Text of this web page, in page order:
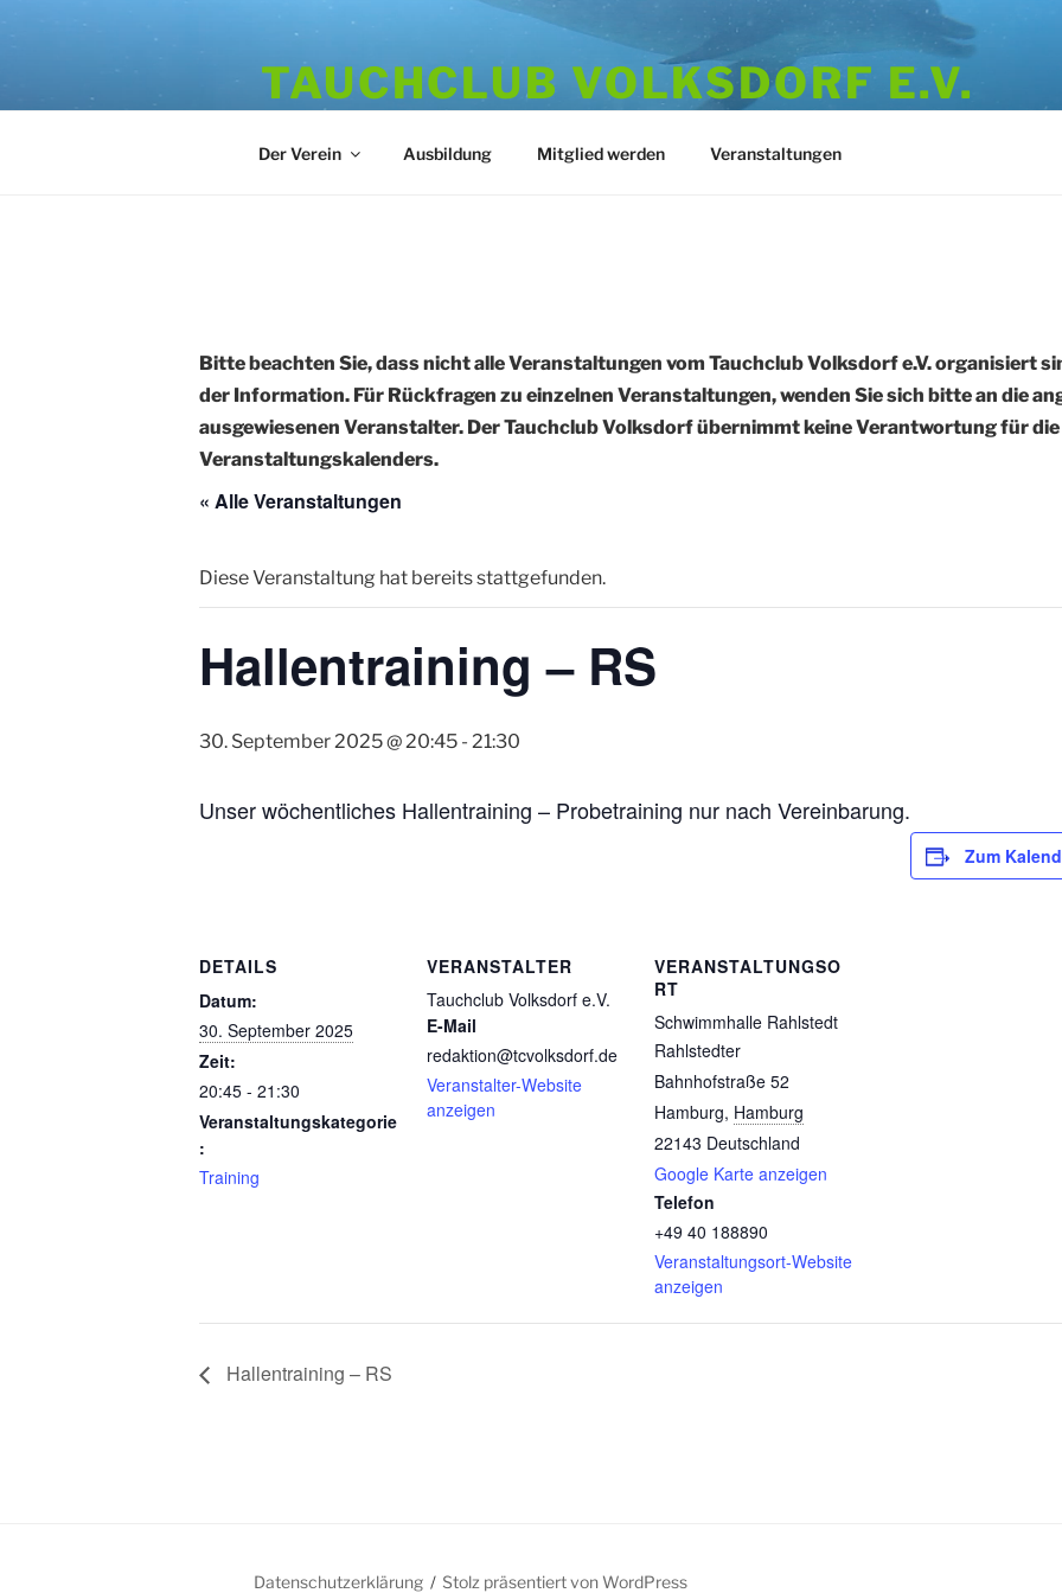
TAUCHCLUB VOLKSDORF E.V.
Der Verein Ausbildung Mitglied werden Veranstaltungen
Bitte beachten Sie, dass nicht alle Veranstaltungen vom Tauchclub Volksdorf e.V. organisiert
der Information. Für Rückfragen zu einzelnen Veranstaltungen, wenden Sie sich bitte an die
ausgewiesenen Veranstalter. Der Tauchclub Volksdorf übernimmt keine Verantwortung für
Veranstaltungskalenders.
« Alle Veranstaltungen
Diese Veranstaltung hat bereits stattgefunden.
Hallentraining – RS
30. September 2025 @ 20:45 - 21:30
Unser wöchentliches Hallentraining – Probetraining nur nach Vereinbarung.
Zum
DETAILS
Datum:
30. September 2025
Zeit:
20:45 - 21:30
Veranstaltungskategorie
:
Training
VERANSTALTER
Tauchclub Volksdorf e.V.
E-Mail
redaktion@tcvolksdorf.de
Veranstalter-Website
anzeigen
VERANSTALTUNGSO
RT
Schwimmhalle Rahlstedt
Rahlstedter
Bahnhofstraße 52
Hamburg, Hamburg
22143 Deutschland
Google Karte anzeigen
Telefon
+49 40 188890
Veranstaltungsort-Website
anzeigen
Hallentraining – RS
Datenschutzerklärung Stolz präsentiert von WordPress